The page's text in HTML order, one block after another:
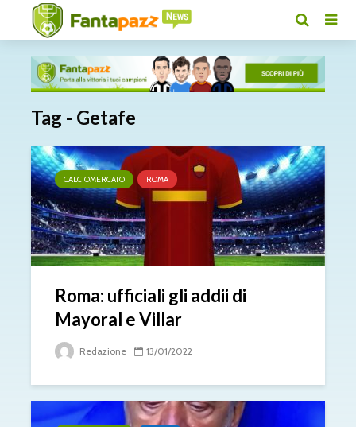
Tag - Getafe
CALCIOMERCATO ROMA
Roma: ufficiali gli addii di
Mayoral e Villar
Redazione 13/01/2022